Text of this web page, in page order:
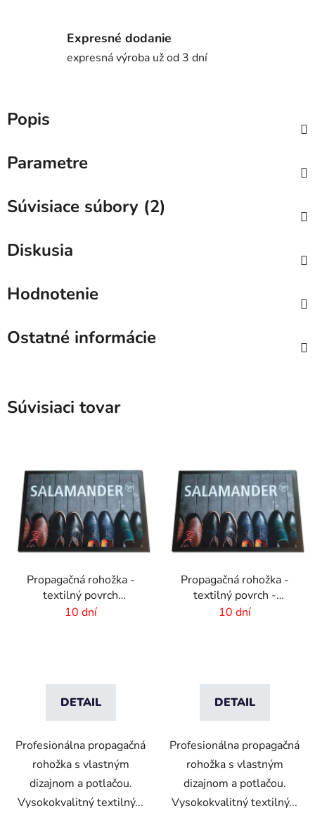
Expresné dodanie
expresná výroba už od 3 dní
Popis
Parametre
Súvisiace súbory (2)
Diskusia
Hodnotenie
Ostatné informácie
Súvisiaci tovar
Propagačná rohožka -
textilný povrch
-85x150 cm
10 dní
DETAIL
Profesionálna propagačná
rohožka s vlastným
dizajnom a potlačou.
Vysokokvalitný textilný...
Propagačná rohožka -
textilný povrch -
85x120 cm
10 dní
DETAIL
Profesionálna propagačná
rohožka s vlastným
dizajnom a potlačou.
Vysokokvalitný textilný...